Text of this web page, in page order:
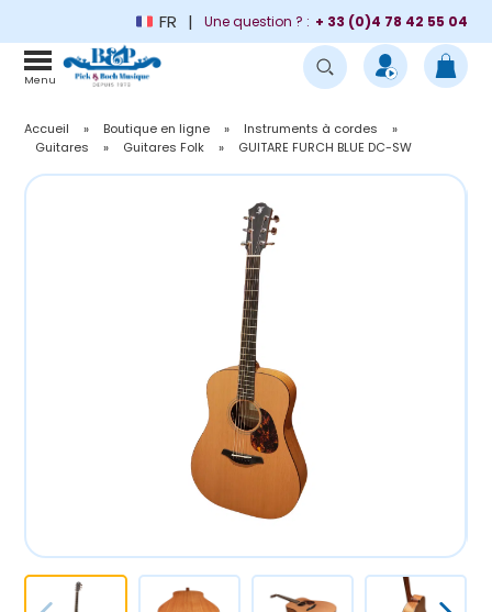
FR Une question ? : + 33 (0)4 78 42 55 04
Menu
Accueil » Boutique en ligne » Instruments à cordes
»
Guitares
» Guitares Folk » GUITARE FURCH BLUE DC-SW